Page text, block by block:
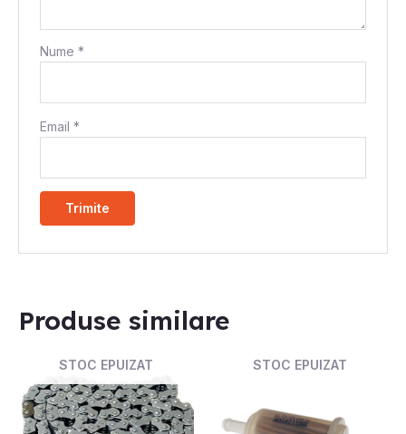
Nume*
Email*
Produse similare
STOC EPUIZAT STOC EPUIZAT